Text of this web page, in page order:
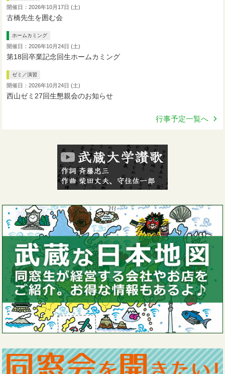
開催日：2026年10月17日 (土)
古橋先生を囲む会
ホームカミング
開催日：2026年10月24日 (土)
第18回卒業記念回生ホームカミング
ゼミ／演習
開催日：2026年10月24日 (土)
西山ゼミ27回生懇親会のお知らせ
行事予定一覧へ